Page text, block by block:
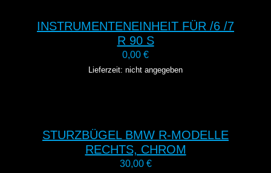
INSTRUMENTENEINHEIT FÜR /6 /7
R 90 S
0,00 €
Lieferzeit: nicht angegeben
STURZBÜGEL BMW R-MODELLE
RECHTS, CHROM
30,00 €